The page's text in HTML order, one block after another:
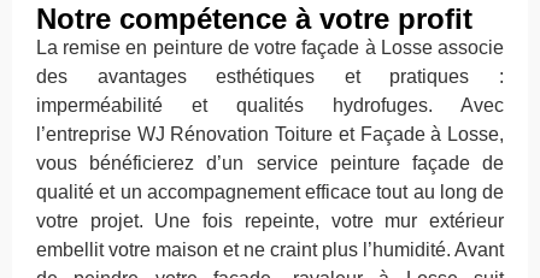
Notre compétence à votre profit
La remise en peinture de votre façade à Losse associe
des avantages esthétiques et pratiques :
imperméabilité et qualités hydrofuges. Avec
l’entreprise WJ Rénovation Toiture et Façade à Losse,
vous bénéficierez d’un service peinture façade de
qualité et un accompagnement efficace tout au long de
votre projet. Une fois repeinte, votre mur extérieur
embellit votre maison et ne craint plus l’humidité. Avant